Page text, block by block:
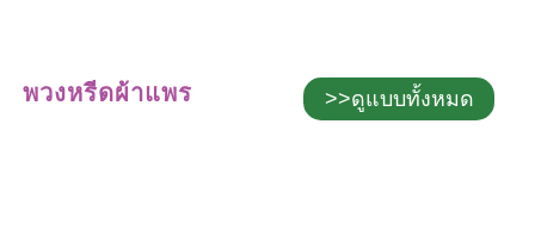
พวงหรีดผ้าแพร >>ดูแบบทั้งหมด